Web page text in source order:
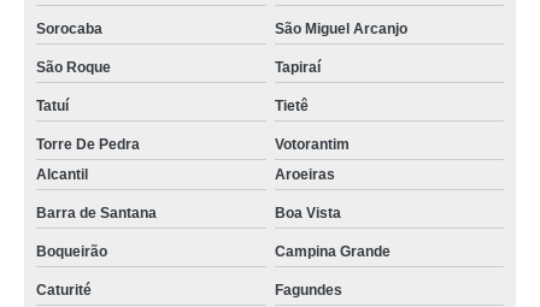
Sorocaba São Miguel Arcanjo
São Roque Tapiraí
Tatuí Tietê
Torre De Pedra
Votorantim
Alcantil
Aroeiras
Barra de Santana Boa Vista
Boqueirão Campina Grande
Caturité Fagundes